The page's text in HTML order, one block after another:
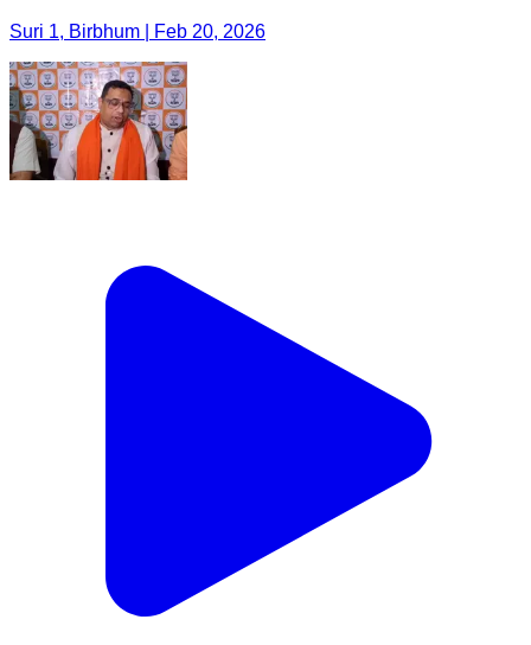
Suri 1, Birbhum | Feb 20, 2026